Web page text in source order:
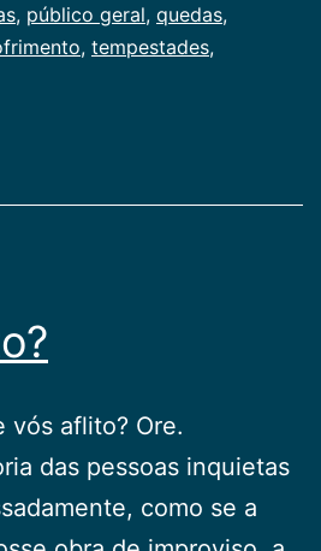
, público geral, quedas,
, tempestades,
vós aflito? Ore.
das pessoas inquietas
como se a